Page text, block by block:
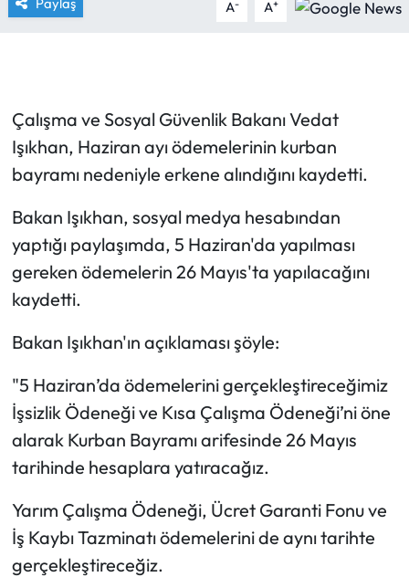
A- A+
Çalışma ve Sosyal Güvenlik Bakanı Vedat
Işıkhan, Haziran ayı ödemelerinin kurban
bayramı nedeniyle erkene alındığını kaydetti.
Bakan Işıkhan, sosyal medya hesabından
yaptığı paylaşımda, 5 Haziran'da yapılması
gereken ödemelerin 26 Mayıs'ta yapılacağını
kaydetti.
Bakan Işıkhan'ın açıklaması şöyle:
"5 Haziran’da ödemelerini gerçekleştireceğimiz
İşsizlik Ödeneği ve Kısa Çalışma Ödeneği’ni öne
alarak Kurban Bayramı arifesinde 26 Mayıs
tarihinde hesaplara yatıracağız.
Yarım Çalışma Ödeneği, Ücret Garanti Fonu ve
İş Kaybı Tazminatı ödemelerini de aynı tarihte
gerçekleştireceğiz.